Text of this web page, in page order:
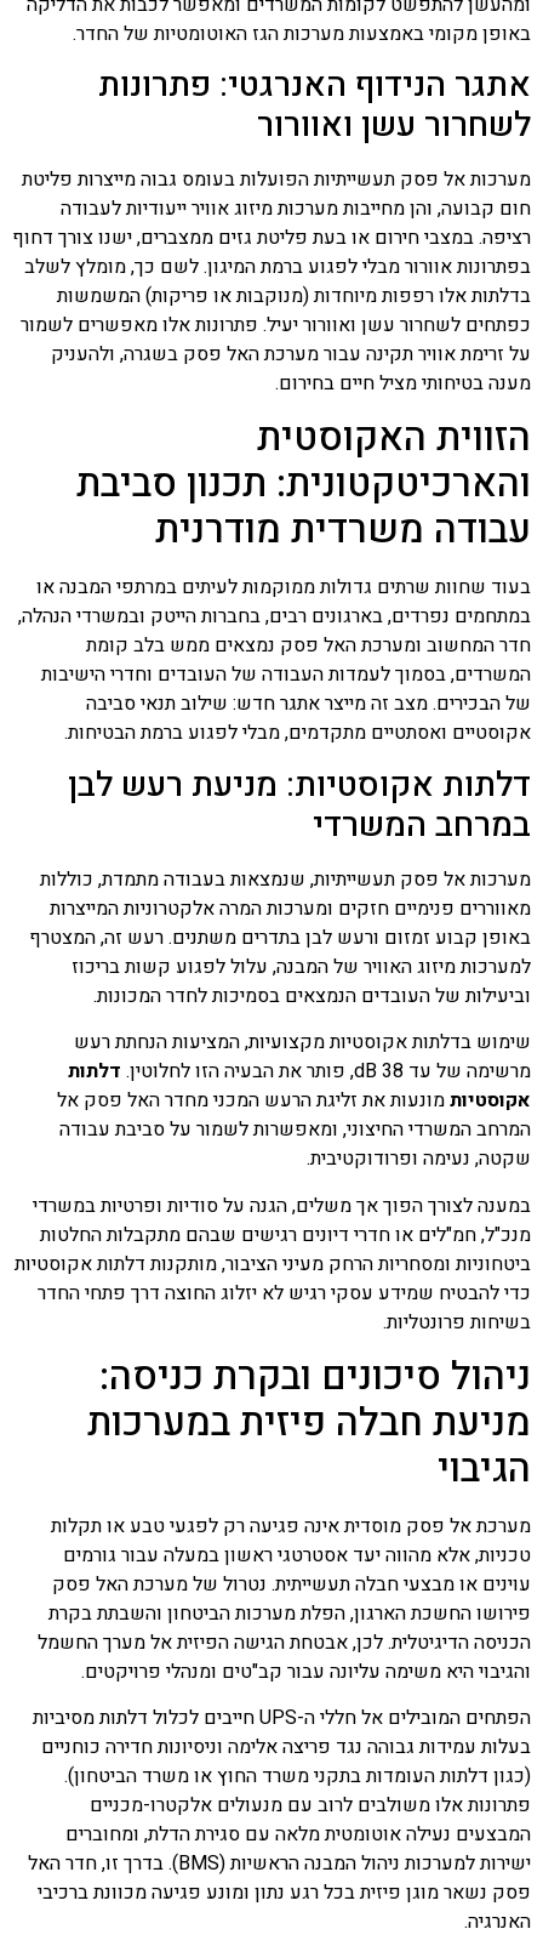
באופן מקומי באמצעות מערכות הגז האוטומטיות של החדר.
אתגר הנידוף האנרגטי: פתרונות
לשחרור עשן ואוורור
מערכות אל פסק תעשייתיות הפועלות בעומס גבוה מייצרות פליטת
חום קבועה, והן מחייבות מערכות מיזוג אוויר ייעודיות לעבודה
רציפה. במצבי חירום או בעת פליטת גזים ממצברים, ישנו צורך דחוף
בפתרונות אוורור מבלי לפגוע ברמת המיגון. לשם כך, מומלץ לשלב
בדלתות אלו רפפות מיוחדות (מנוקבות או פריקות) המשמשות
כפתחים לשחרור עשן ואוורור יעיל. פתרונות אלו מאפשרים לשמור
על זרימת אוויר תקינה עבור מערכת האל פסק בשגרה, ולהעניק
מענה בטיחותי מציל חיים בחירום.
הזווית האקוסטית
והארכיטקטונית: תכנון סביבת
עבודה משרדית מודרנית
בעוד שחוות שרתים גדולות ממוקמות לעיתים במרתפי המבנה או
במתחמים נפרדים, בארגונים רבים, בחברות הייטק ובמשרדי הנהלה,
חדר המחשוב ומערכת האל פסק נמצאים ממש בלב קומת
המשרדים, בסמוך לעמדות העבודה של העובדים וחדרי הישיבות
של הבכירים. מצב זה מייצר אתגר חדש: שילוב תנאי סביבה
אקוסטיים ואסתטיים מתקדמים, מבלי לפגוע ברמת הבטיחות.
דלתות אקוסטיות: מניעת רעש לבן
במרחב המשרדי
מערכות אל פסק תעשייתיות, שנמצאות בעבודה מתמדת, כוללות
מאווררים פנימיים חזקים ומערכות המרה אלקטרוניות המייצרות
באופן קבוע זמזום ורעש לבן בתדרים משתנים. רעש זה, המצטרף
למערכות מיזוג האוויר של המבנה, עלול לפגוע קשות בריכוז
וביעילות של העובדים הנמצאים בסמיכות לחדר המכונות.
שימוש בדלתות אקוסטיות מקצועיות, המציעות הנחתת רעש
מרשימה של עד 38 dB, פותר את הבעיה הזו לחלוטין.
דלתות
אקוסטיותמונעות את זליגת הרעש המכני מחדר האל פסק אל
המרחב המשרדי החיצוני, ומאפשרות לשמור על סביבת עבודה
שקטה, נעימה ופרודוקטיבית.
במענה לצורך הפוך אך משלים, הגנה על סודיות ופרטיות במשרדי
מנכ"ל, חמ"לים או חדרי דיונים רגישים שבהם מתקבלות החלטות
ביטחוניות ומסחריות הרחק מעיני הציבור, מותקנות דלתות אקוסטיות
כדי להבטיח שמידע עסקי רגיש לא יזלוג החוצה דרך פתחי החדר
בשיחות פרונטליות.
ניהול סיכונים ובקרת כניסה:
מניעת חבלה פיזית במערכות
הגיבוי
מערכת אל פסק מוסדית אינה פגיעה רק לפגעי טבע או תקלות
טכניות, אלא מהווה יעד אסטרטגי ראשון במעלה עבור גורמים
עוינים או מבצעי חבלה תעשייתית. נטרול של מערכת האל פסק
פירושו החשכת הארגון, הפלת מערכות הביטחון והשבתת בקרת
הכניסה הדיגיטלית. לכן, אבטחת הגישה הפיזית אל מערך החשמל
והגיבוי היא משימה עליונה עבור קב"טים ומנהלי פרויקטים.
הפתחים המובילים אל חללי ה-UPS חייבים לכלול דלתות מסיביות
בעלות עמידות גבוהה נגד פריצה אלימה וניסיונות חדירה כוחניים
(כגון דלתות העומדות בתקני משרד החוץ או משרד הביטחון).
פתרונות אלו משולבים לרוב עם מנעולים אלקטרו-מכניים
המבצעים נעילה אוטומטית מלאה עם סגירת הדלת, ומחוברים
ישירות למערכות ניהול המבנה הראשיות (BMS). בדרך זו, חדר האל
פסק נשאר מוגן פיזית בכל רגע נתון ומונע פגיעה מכוונת ברכיבי
האנרגיה.